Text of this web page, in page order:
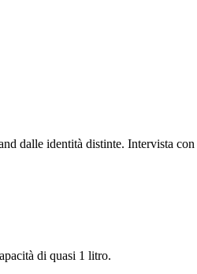
dalle identità distinte. Intervista con
di quasi 1 litro.